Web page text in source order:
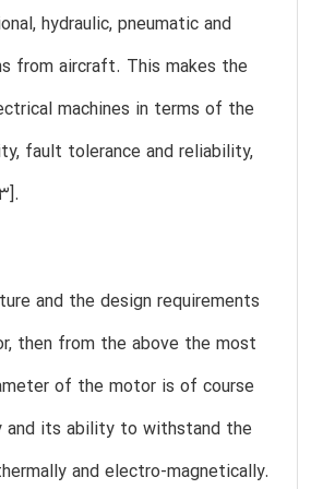
hydraulic, pneumatic and
from aircraft. This makes the
machines in terms of the
fault tolerance and reliability,
and the design requirements
then from the above the most
of the motor is of course
its ability to withstand the
and electro-magnetically.